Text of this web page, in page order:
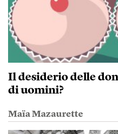
Il desiderio delle
di uomini?
Maïa Mazaurette